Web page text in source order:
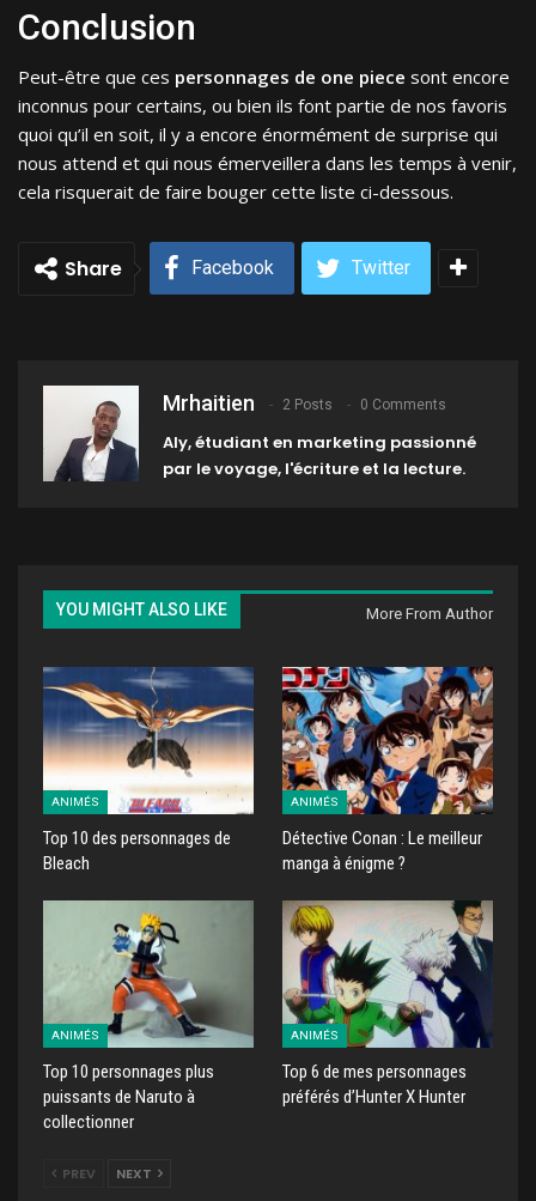
Conclusion
Peut-être que ces personnages de one piece sont encore
inconnus pour certains, ou bien ils font partie de nos favoris
quoi qu’il en soit, il y a encore énormément de surprise qui
nous attend et qui nous émerveillera dans les temps à venir,
cela risquerait de faire bouger cette liste ci-dessous.
Share Facebook Twitter
Mrhaitien 2 Posts 0 Comments
Aly, étudiant en marketing passionné
par le voyage, l'écriture et la lecture.
YOU MIGHT ALSO LIKE More From Author
ANIMÉS
Top 10 des personnages de
Bleach
ANIMÉS
Détective Conan : Le meilleur
manga à énigme ?
ANIMÉS
Top 10 personnages plus
puissants de Naruto à
collectionner
ANIMÉS
Top 6 de mes personnages
préférés d’Hunter X Hunter
PREV NEXT